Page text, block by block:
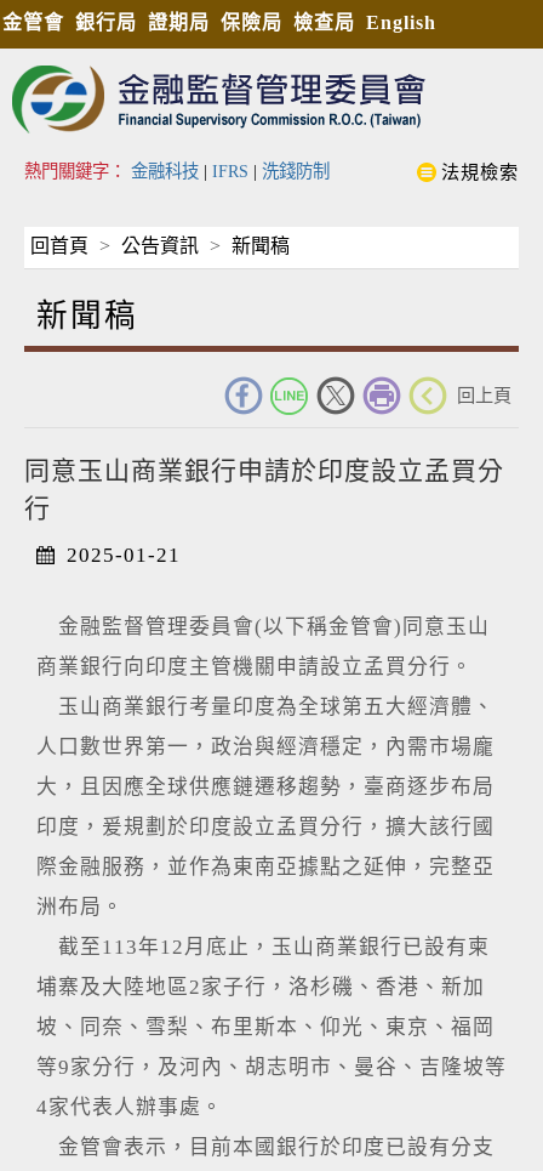
金管會 銀行局 證期局 保險局 檢查局 English
熱門關鍵字： 金融科技 | IFRS | 洗錢防制 法規檢索
回首頁 公告資訊 新聞稿
新聞稿
回上頁
同意玉山商業銀行申請於印度設立孟買分
行
2025-01-21
金融監督管理委員會(以下稱金管會)同意玉山
商業銀行向印度主管機關申請設立孟買分行。
玉山商業銀行考量印度為全球第五大經濟體、
人口數世界第一，政治與經濟穩定，內需市場龐
大，且因應全球供應鏈遷移趨勢，臺商逐步布局
印度，爰規劃於印度設立孟買分行，擴大該行國
際金融服務，並作為東南亞據點之延伸，完整亞
洲布局。
截至113年12月底止，玉山商業銀行已設有柬
埔寨及大陸地區2家子行，洛杉磯、香港、新加
坡、同奈、雪梨、布里斯本、仰光、東京、福岡
等9家分行，及河內、胡志明市、曼谷、吉隆坡等
4家代表人辦事處。
金管會表示，目前本國銀行於印度已設有分支